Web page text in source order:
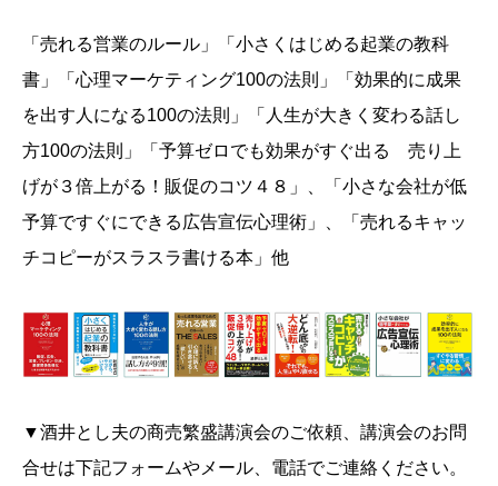
「売れる営業のルール」「小さくはじめる起業の教科
書」「心理マーケティング100の法則」「効果的に成果
を出す人になる100の法則」「人生が大きく変わる話し
方100の法則」「予算ゼロでも効果がすぐ出る 売り上
げが３倍上がる！販促のコツ４８」、「小さな会社が低
予算ですぐにできる広告宣伝心理術」、「売れるキャッ
チコピーがスラスラ書ける本」他
▼酒井とし夫の商売繁盛講演会のご依頼、講演会のお問
合せは下記フォームやメール、電話でご連絡ください。